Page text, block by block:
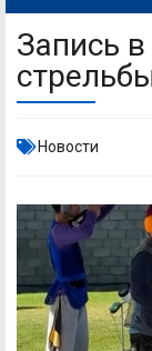
Запись
Новости